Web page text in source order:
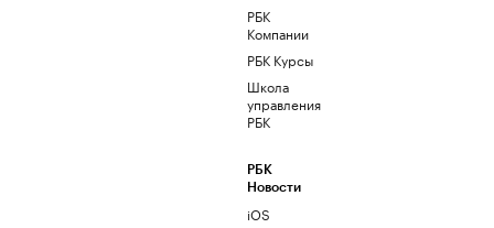
РБК
Компании
РБК Курсы
Школа
управления
РБК
РБК
Новости
iOS